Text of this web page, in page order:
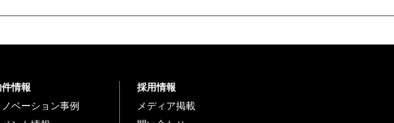
情報
ノベーション事例
採用情報
メディア掲載